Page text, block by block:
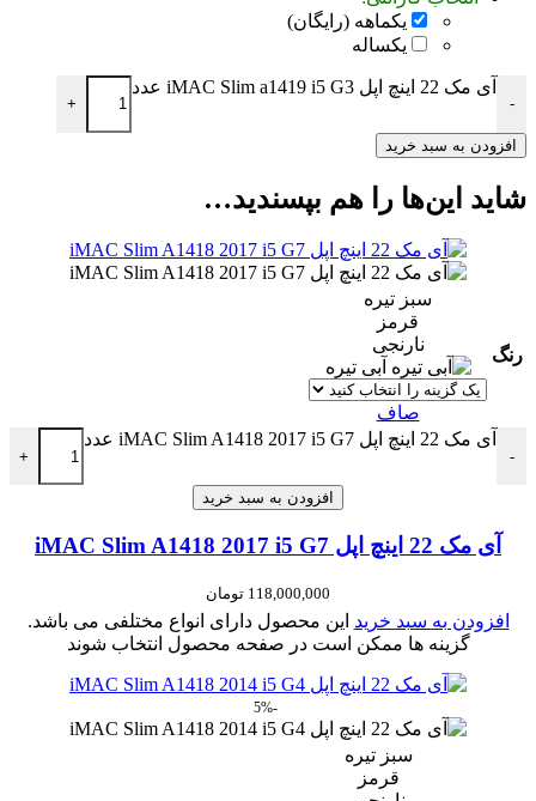
یکماهه (رایگان)
یکساله
-
آی مک 22 اینچ اپل iMAC Slim a1419 i5 G3 عدد
+
افزودن به سبد خرید
شاید این‌ها را هم بپسندید…
رنگ
سبز تیره
قرمز
نارنجی
آبی تیره
صاف
-
آی مک 22 اینچ اپل iMAC Slim A1418 2017 i5 G7 عدد
+
افزودن به سبد خرید
آی مک 22 اینچ اپل iMAC Slim A1418 2017 i5 G7
118,000,000 تومان
افزودن به سبد خرید این محصول دارای انواع مختلفی می باشد.
گزینه ها ممکن است در صفحه محصول انتخاب شوند
-5%
سبز تیره
قرمز